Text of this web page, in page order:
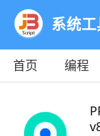
系统
首页 编程